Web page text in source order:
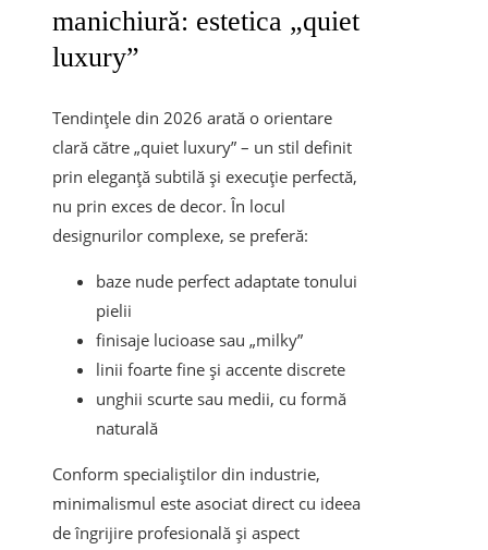
manichiură: estetica „quiet
luxury”
Tendințele din 2026 arată o orientare
clară către „quiet luxury” – un stil definit
prin eleganță subtilă și execuție perfectă,
nu prin exces de decor. În locul
designurilor complexe, se preferă:
baze nude perfect adaptate tonului
pielii
finisaje lucioase sau „milky”
linii foarte fine și accente discrete
unghii scurte sau medii, cu formă
naturală
Conform specialiștilor din industrie,
minimalismul este asociat direct cu ideea
de îngrijire profesională și aspect